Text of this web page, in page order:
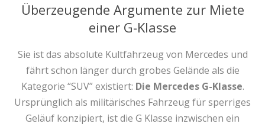
Überzeugende Argumente zur Miete
einer G-Klasse
Sie ist das absolute Kultfahrzeug von Mercedes und
fährt schon länger durch grobes Gelände als die
Kategorie “SUV” existiert: Die Mercedes G-Klasse.
Ursprünglich als militärisches Fahrzeug für sperriges
Geläuf konzipiert, ist die G Klasse inzwischen ein